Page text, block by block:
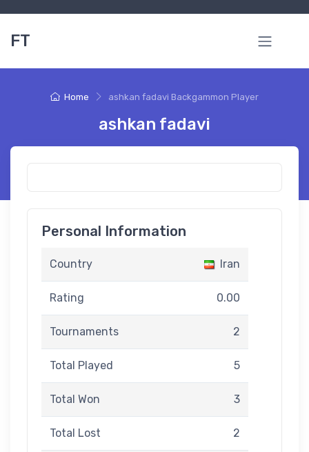
FT
Home ashkan fadavi Backgammon Player
ashkan fadavi
Personal Information
Country Iran
Rating 0.00
Tournaments 2
Total Played 5
Total Won 3
Total Lost 2